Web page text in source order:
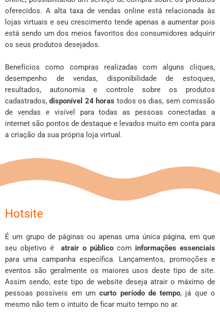
oferecidos. A alta taxa de vendas online está relacionada às
lojas virtuais e seu crescimento tende apenas a aumentar pois
está sendo um dos meios favoritos dos consumidores adquirir
os seus produtos desejados.
Benefícios como compras realizadas com alguns cliques,
desempenho de vendas, disponibilidade de estoques,
resultados, autonomia e controle sobre os produtos
cadastrados,disponível 24 horas todos os dias, sem comissão
de vendas e visível para todas as pessoas conectadas a
internet são pontos de destaque e levados muito em conta para
a criação da sua própria loja virtual.
Hotsite
É um grupo de páginas ou apenas uma única página, em que
seu objetivo é atrair o público com informações essenciais
para uma campanha específica. Lançamentos, promoções e
eventos são geralmente os maiores usos deste tipo de site.
Assim sendo, este tipo de website deseja atrair o máximo de
pessoas possíveis em umcurto período de tempo, já que o
mesmo não tem o intuito de ficar muito tempo no ar.